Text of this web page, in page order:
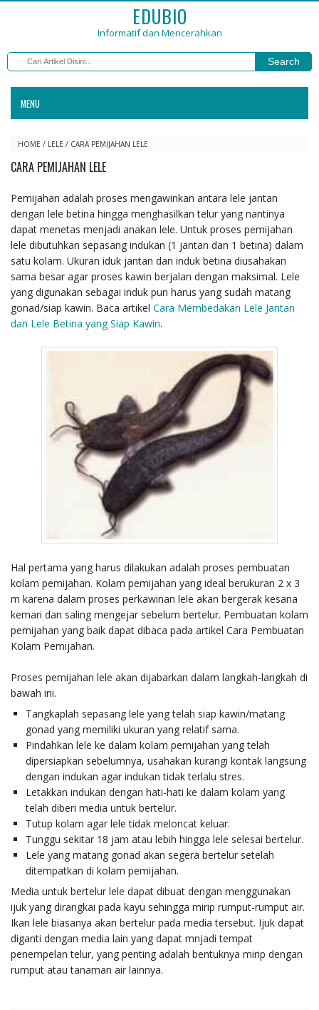
EDUBIO
Informatif dan Mencerahkan
Search
MENU
HOME / LELE / CARA PEMIJAHAN LELE
CARA PEMIJAHAN LELE
Pemijahan adalah proses mengawinkan antara lele jantan
dengan lele betina hingga menghasilkan telur yang nantinya
dapat menetas menjadi anakan lele. Untuk proses pemijahan
lele dibutuhkan sepasang indukan (1 jantan dan 1 betina) dalam
satu kolam. Ukuran iduk jantan dan induk betina diusahakan
sama besar agar proses kawin berjalan dengan maksimal. Lele
yang digunakan sebagai induk pun harus yang sudah matang
gonad/siap kawin. Baca artikel Cara Membedakan Lele Jantan
dan Lele Betina yang Siap Kawin.
Hal pertama yang harus dilakukan adalah proses pembuatan
kolam pemijahan. Kolam pemijahan yang ideal berukuran 2 x 3
m karena dalam proses perkawinan lele akan bergerak kesana
kemari dan saling mengejar sebelum bertelur. Pembuatan kolam
pemijahan yang baik dapat dibaca pada artikel Cara Pembuatan
Kolam Pemijahan.
Proses pemijahan lele akan dijabarkan dalam langkah-langkah di
bawah ini.
Tangkaplah sepasang lele yang telah siap kawin/matang
gonad yang memiliki ukuran yang relatif sama.
Pindahkan lele ke dalam kolam pemijahan yang telah
dipersiapkan sebelumnya, usahakan kurangi kontak langsung
dengan indukan agar indukan tidak terlalu stres.
Letakkan indukan dengan hati-hati ke dalam kolam yang
telah diberi media untuk bertelur.
Tutup kolam agar lele tidak meloncat keluar.
Tunggu sekitar 18 jam atau lebih hingga lele selesai bertelur.
Lele yang matang gonad akan segera bertelur setelah
ditempatkan di kolam pemijahan.
Media untuk bertelur lele dapat dibuat dengan menggunakan
ijuk yang dirangkai pada kayu sehingga mirip rumput-rumput air.
Ikan lele biasanya akan bertelur pada media tersebut. Ijuk dapat
diganti dengan media lain yang dapat mnjadi tempat
penempelan telur, yang penting adalah bentuknya mirip dengan
rumput atau tanaman air lainnya.